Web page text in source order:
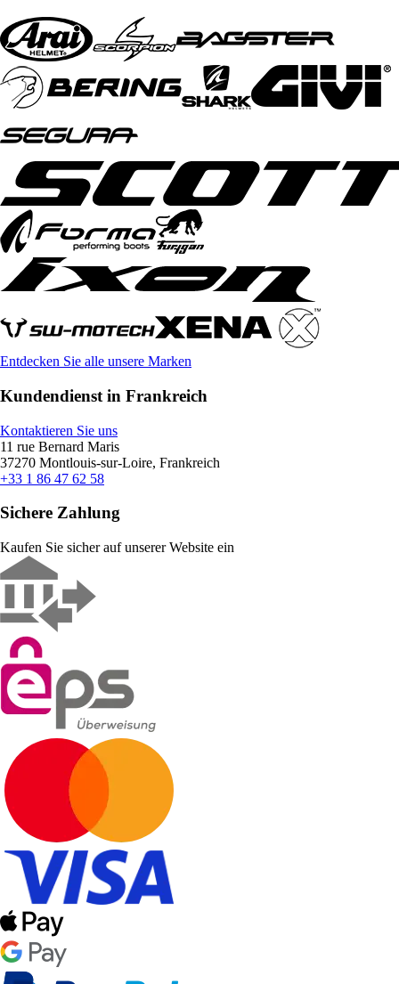
Entdecken Sie alle unsere Marken
Kundendienst in Frankreich
Kontaktieren Sie uns
11 rue Bernard Maris
37270 Montlouis-sur-Loire, Frankreich
+33 1 86 47 62 58
Sichere Zahlung
Kaufen Sie sicher auf unserer Website ein